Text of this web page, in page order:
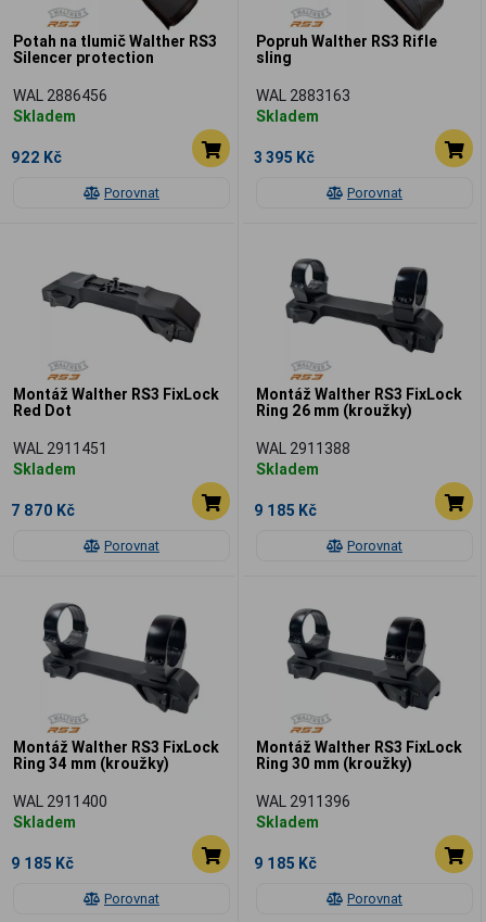
Porovnat
Potah na tlumič Walther RS3
Silencer protection
WAL 2886456
Skladem
922 Kč
Porovnat
Popruh Walther RS3 Rifle
sling
WAL 2883163
Skladem
3 395 Kč
Porovnat
Montáž Walther RS3 FixLock
Red Dot
WAL 2911451
Skladem
7 870 Kč
Porovnat
Montáž Walther RS3 FixLock
Ring 26 mm (kroužky)
WAL 2911388
Skladem
9 185 Kč
Porovnat
Montáž Walther RS3 FixLock
Ring 34 mm (kroužky)
WAL 2911400
Skladem
9 185 Kč
Porovnat
Montáž Walther RS3 FixLock
Ring 30 mm (kroužky)
WAL 2911396
Skladem
9 185 Kč